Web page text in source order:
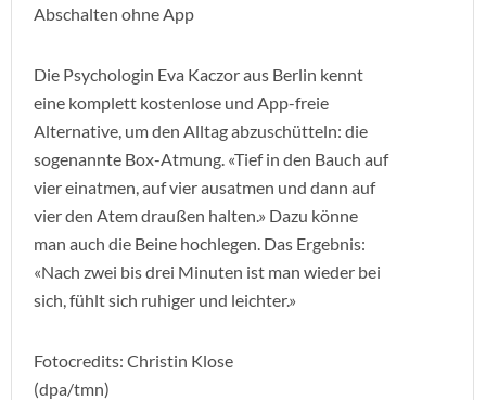
Abschalten ohne App
Die Psychologin Eva Kaczor aus Berlin kennt
eine komplett kostenlose und App-freie
Alternative, um den Alltag abzuschütteln: die
sogenannte Box-Atmung. «Tief in den Bauch auf
vier einatmen, auf vier ausatmen und dann auf
vier den Atem draußen halten.» Dazu könne
man auch die Beine hochlegen. Das Ergebnis:
«Nach zwei bis drei Minuten ist man wieder bei
sich, fühlt sich ruhiger und leichter.»
Fotocredits: Christin Klose
(dpa/tmn)